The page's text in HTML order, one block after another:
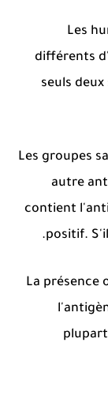
Les
différents
seuls
Les groupes
autre
contient
positif.
La présence